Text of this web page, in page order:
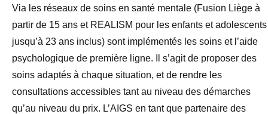
Via les réseaux de soins en santé mentale (Fusion Liège à
partir de 15 ans et REALISM pour les enfants et adolescents
jusqu’à 23 ans inclus) sont implémentés les soins et l’aide
psychologique de première ligne. Il s’agit de proposer des
soins adaptés à chaque situation, et de rendre les
consultations accessibles tant au niveau des démarches
qu’au niveau du prix. L’AIGS en tant que partenaire des